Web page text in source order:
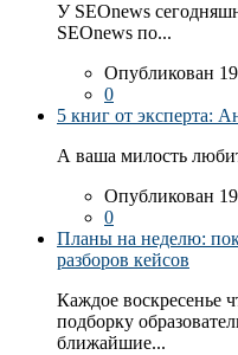
У SEOnews
SEOnews по...
Опубликован 19
0
5 книг от эксперта:
А ваша милость
Опубликован 19
0
Планы на неделю:
разборов кейсов
Каждое воскресенье
подборку
ближайшие...